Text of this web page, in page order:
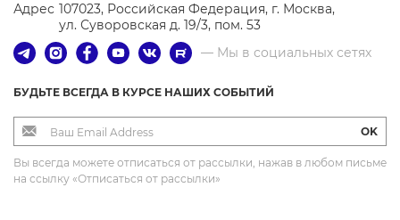
Адрес 107023, Российская Федерация, г. Москва,
ул. Суворовская д. 19/3, пом. 53
— Мы в социальных сетях
БУДЬТЕ ВСЕГДА В КУРСЕ НАШИХ СОБЫТИЙ
OK
Вы всегда можете отписаться от рассылки, нажав в любом письме
на ссылку «Отписаться от рассылки»